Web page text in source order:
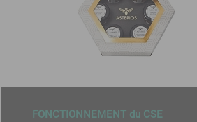
FONCTIONNEMENT du CSE